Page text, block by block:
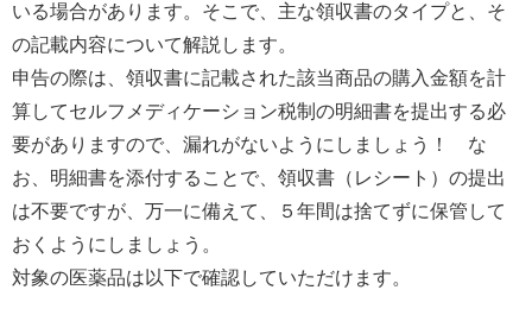
いる場合があります。そこで、主な領収書のタイプと、そ
の記載内容について解説します。
申告の際は、領収書に記載された該当商品の購入金額を計
算してセルフメディケーション税制の明細書を提出する必
要がありますので、漏れがないようにしましょう！ な
お、明細書を添付することで、領収書（レシート）の提出
は不要ですが、万一に備えて、５年間は捨てずに保管して
おくようにしましょう。
対象の医薬品は以下で確認していただけます。